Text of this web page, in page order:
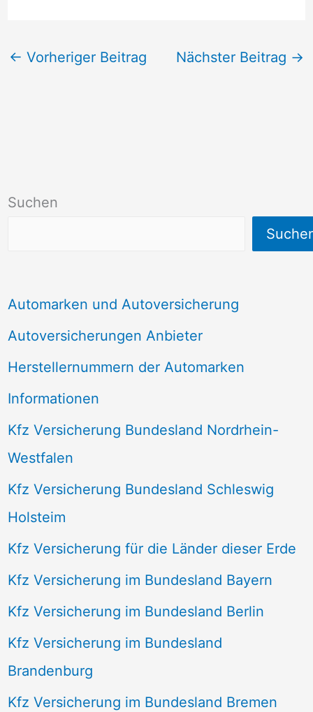
Suchen
Automarken und Autoversicherung
Autoversicherungen Anbieter
Herstellernummern der Automarken
Informationen
Kfz Versicherung Bundesland Nordrhein-
Westfalen
Kfz Versicherung Bundesland Schleswig
Holsteim
Kfz Versicherung für die Länder dieser Erde
Kfz Versicherung im Bundesland Bayern
Kfz Versicherung im Bundesland Berlin
Kfz Versicherung im Bundesland
Brandenburg
Kfz Versicherung im Bundesland Bremen
← Vorheriger Beitrag Nächster Beitrag →